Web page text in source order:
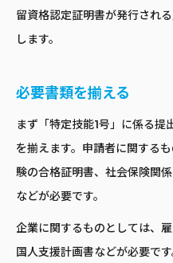
留資格認定証明書が発行され
します。
必要書類を揃える
まず「特定技能1号」に係る
を揃えます。申請者に関する
験の合格証明書、社会保険関
などが必要です。
企業に関するものとしては、
国人支援計画書などが必要で